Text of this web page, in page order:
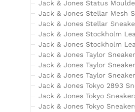
Jack & Jones Status
Jack & Jones Stellar Mesh
Jack & Jones Stellar
Jack & Jones Stockholm
Jack & Jones Stockholm
Jack & Jones Taylor
Jack & Jones Taylor
Jack & Jones Taylor
Jack & Jones Tokyo 2893
Jack & Jones Tokyo
Jack & Jones Tokyo